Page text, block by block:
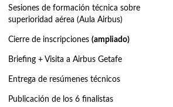
Sesiones de formación técnica sobre
superioridad aérea (Aula Airbus)
Cierre de inscripciones (ampliado)
Briefing + Visita a Airbus Getafe
Entrega de resúmenes técnicos
Publicación de los 6 finalistas